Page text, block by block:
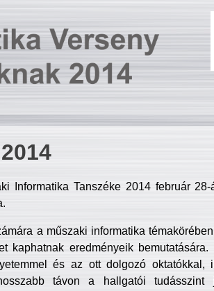
Informatika Tanszéke 2014 február
a műszaki informatika
kaphatnak eredményeik
és az ott dolgozó
távon a hallgatói